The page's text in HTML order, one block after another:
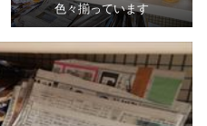
色々揃っています